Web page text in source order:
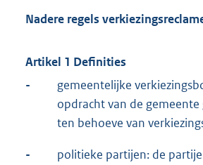
Nadere regels
Artikel 1 Definities
-
gemeentelijke
opdracht van de
ten behoeve van
-
politieke partijen: de